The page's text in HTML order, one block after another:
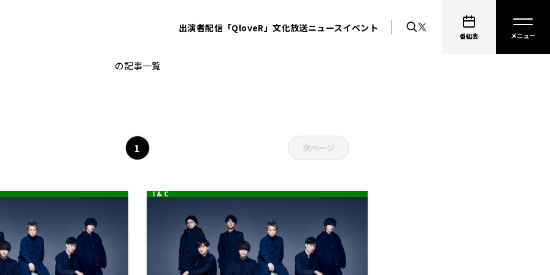
出演者配信「QloveR」文化放送ニュースイベント
番組表
二階堂高嗣
の記事一覧
1 次ページ